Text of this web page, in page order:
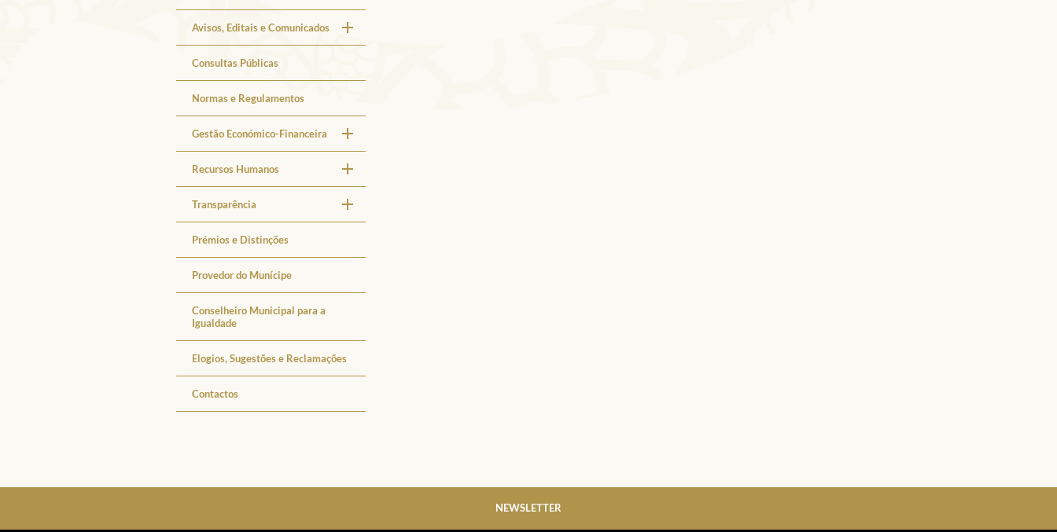
Avisos, Editais e Comunicados
Consultas Públicas
Normas e Regulamentos
Gestão Económico-Financeira
Recursos Humanos
Transparência
Prémios e Distinções
Provedor do Munícipe
Conselheiro Municipal para a
Igualdade
Elogios, Sugestões e Reclamações
Contactos
NEWSLETTER